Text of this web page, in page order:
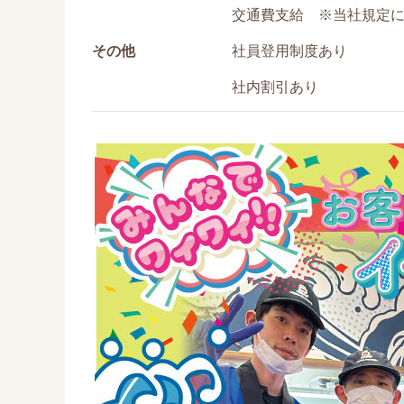
その他
交通費支給 ※当社規定
社員登用制度あり
社内割引あり